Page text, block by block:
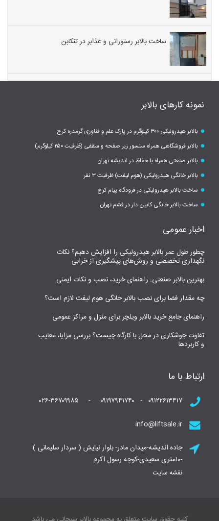
ساخت بالابر رستورانی و غذابر در تنکابن
نمونه کارهای بالابر
بالابر هیدرولیکی ۳۰۰ کیلوگرم در پارک علم و فناوری گرمدره کرج
بالابر فروشگاهی همراه سنسور زیر صفحه و سقفی (ظرفیت ۲۵۰ کیلوگرم)
بالابر صنعتی همراه با حفاظ در اندیشه تهران
بالابر خانگی هیدرولیکی (هوم لیفت) ظرفیت ۳ نفر
ساخت بالابر هیدرولیکی در فرودگاه پیام کرج
ساخت بالابر خانگی کابین دار در فشم تهران
اخبار عمومی
چطور طول عمر بالابر هیدرولیکی را افزایش دهیم؟ نکات
نگهداری تخصصی و روش‌های پیشگیری از خرابی
بهترین بالابر صنعتی: راهنمای خرید، نصب و نکات ایمنی
چه مقدار فضا برای نصب بالابر خانگی هوم لیفت لازم است؟
راهنمای جامع خرید بالابر ویلچر برای منزل و مراکز عمومی
تفاوت جوشکاری در محل با کارگاه چیست؟ بررسی مزایا، معایب
و کاربردها
ارتباط با ما
۰۹۱۲۲۶۱۳۴۱۷ - ۰۹۱۹۷۹۴۱۷۴۰ - ۰۲۶-۳۶۷۰۹۹۸۵
info@liftsale.ir
جاده اندیشه-میدان مادر- بلوار نیایش ( سردار سلیمانی )
-۱۰متری سعیدی-کوچه رسول اکرم
نقشه سایت